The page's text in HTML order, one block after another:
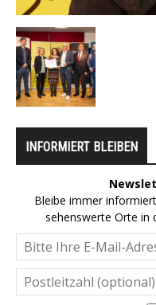
INFORMIERT BLEIBEN
Bleibe immer
sehenswerte Orte in